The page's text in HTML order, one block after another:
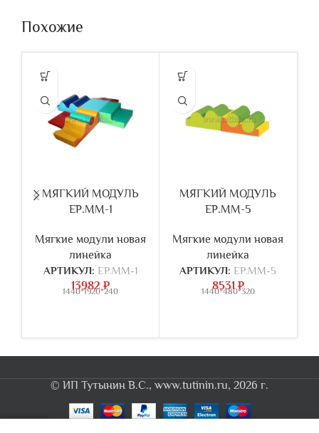
Похожие
МЯГКИЙ МОДУЛЬ
ЕР.ММ-1
Мягкие модули новая
линейка
АРТИКУЛ: ЕР.ММ-1
13982₽
1440*1920*240
МЯГКИЙ МОДУЛЬ
ЕР.ММ-5
Мягкие модули новая
линейка
АРТИКУЛ: ЕР.ММ-5
8531₽
1440*480*320
© ИП Тутынин В.С., www.tutinin.ru, 2026 г.